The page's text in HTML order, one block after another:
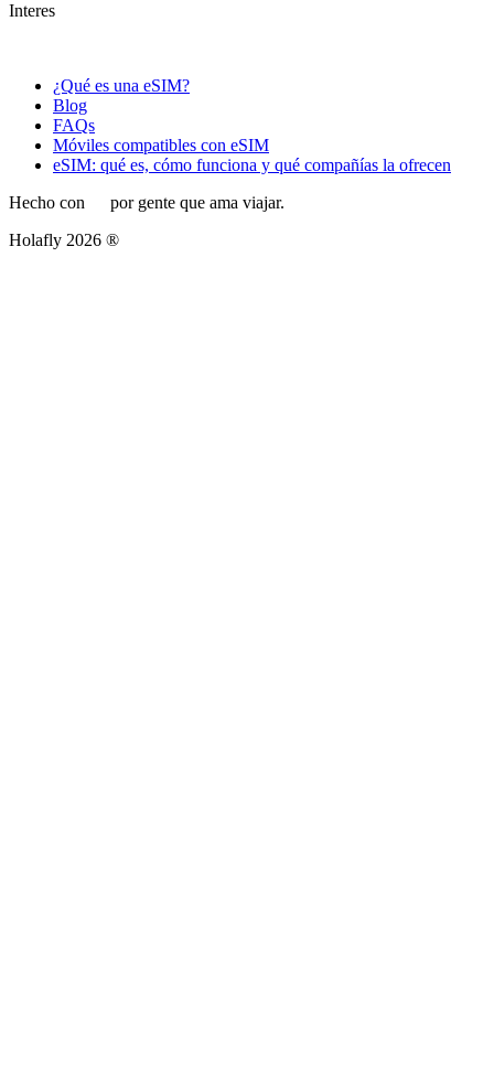
Interes
¿Qué es una eSIM?
Blog
FAQs
Móviles compatibles con eSIM
eSIM: qué es, cómo funciona y qué compañías la ofrecen
Hecho con
por gente que ama viajar.
Holafly 2026 ®